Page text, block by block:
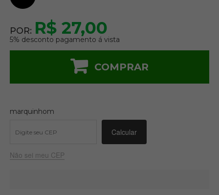
POR: R$ 27,00
5% desconto pagamento á vista
COMPRAR
marquinhom
Não sei meu CEP